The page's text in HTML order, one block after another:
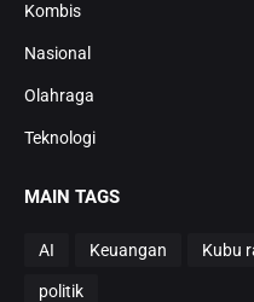
Kombis
Nasional
Olahraga
Teknologi
MAIN TAGS
AI Keuangan Kubu
politik